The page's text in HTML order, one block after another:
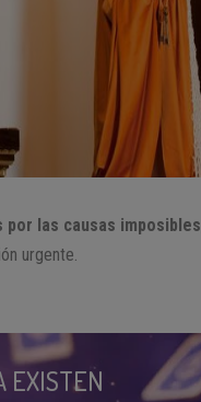
las causas imposibles
urgente.
EXISTEN